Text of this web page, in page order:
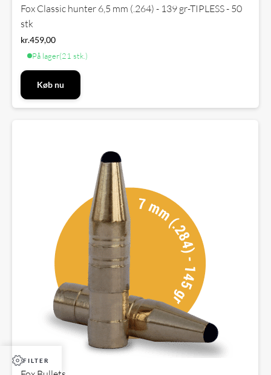
FILTER
Fox Classic hunter 6,5 mm (.264) - 139 gr-TIPLESS - 50
stk
kr.459,00
På lager(21 stk.)
Køb nu